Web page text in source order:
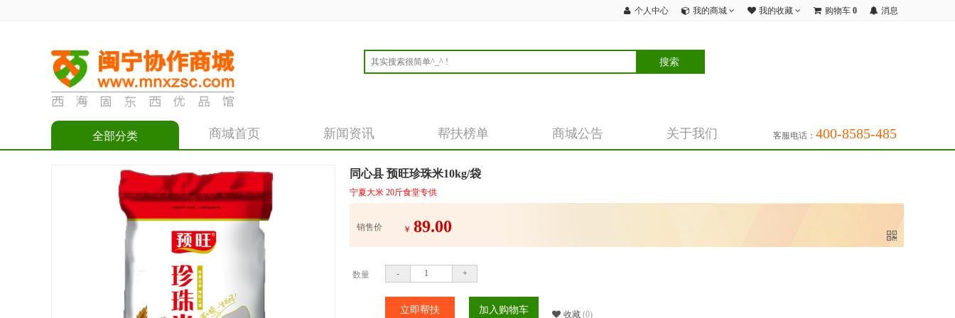
个人中心 我的商城 我的收藏 购物车 0 消息
商城首页 新闻资讯 帮扶榜单 商城公告 关于我们 客服电话： 400-8585-485
全部分类
同心县 预旺珍珠米10kg/袋
宁夏大米 20斤食堂专供
销售价 ￥ 89.00
数量 - +
收藏 (0)
立即帮扶 加入购物车